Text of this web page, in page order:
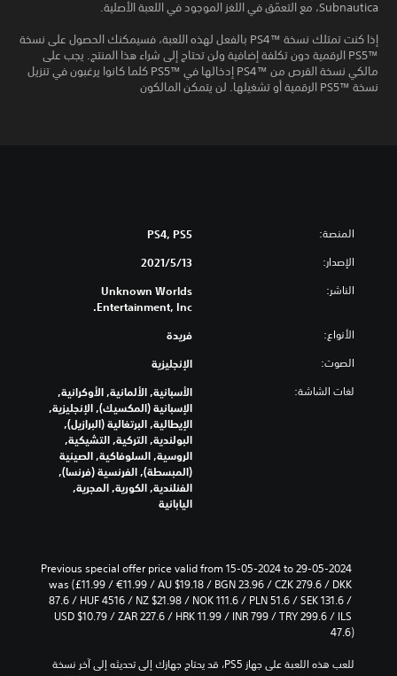
Subnautica، مع التعمّق في اللغز الموجود في اللعبة الأصلية.
إذا كنت تمتلك نسخة PS4™‎ بالفعل لهذه اللعبة، فسيمكنك الحصول على نسخة
PS5™‎ الرقمية دون تكلفة إضافية ولن تحتاج إلى شراء هذا المنتج. يجب على
مالكي نسخة القرص من PS4™‎ إدخالها في PS5™‎ كلما كانوا يرغبون في تنزيل
نسخة PS5™‎ الرقمية أو تشغيلها. لن يتمكن المالكون
المنصة: PS4, PS5
الإصدار: 13‏/5‏/2021
الناشر:
Unknown Worlds
Entertainment, Inc.
الأنواع: فريدة
الصوت: الإنجليزية
لغات الشاشة:
الأسبانية, الألمانية, الأوكرانية,
الإسبانية (المكسيك), الإنجليزية,
الإيطالية, البرتغالية (البرازيل),
البولندية, التركية, التشيكية,
الروسية, السلوفاكية, الصينية
(المبسطة), الفرنسية (فرنسا),
الفنلندية, الكورية, المجرية,
اليابانية
Previous special offer price valid from 15-05-2024 to 29-05-2024
was (£11.99 / €11.99 / AU $19.18 / BGN 23.96 / CZK 279.6 / DKK
87.6 / HUF 4516 / NZ $21.98 / NOK 111.6 / PLN 51.6 / SEK 131.6 /
USD $10.79 / ZAR 227.6 / HRK 11.99 / INR 799 / TRY 299.6 / ILS
47.6)